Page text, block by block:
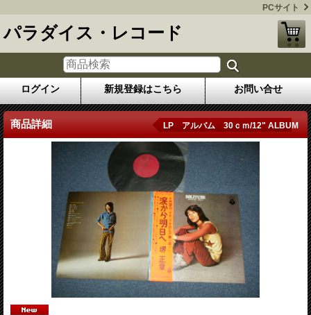
PCサイト
パラダイス・レコード
ログイン 新規登録はこちら お問い合せ
商品詳細 LP アルバム 30ｃｍ/12" ALBUM